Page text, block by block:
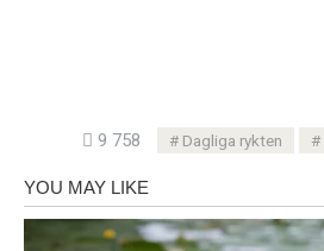
9 758 Dagliga rykten